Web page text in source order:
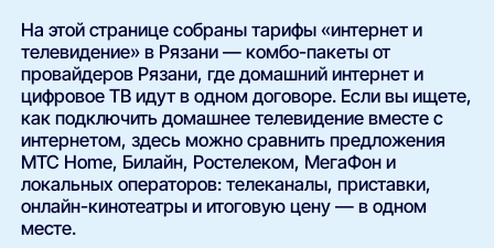
На этой странице собраны тарифы «интернет и
телевидение» в Рязани — комбо-пакеты от
провайдеров Рязани, где домашний интернет и
цифровое ТВ идут в одном договоре. Если вы ищете,
как подключить домашнее телевидение вместе с
интернетом, здесь можно сравнить предложения
МТС Home, Билайн, Ростелеком, МегаФон и
локальных операторов: телеканалы, приставки,
онлайн-кинотеатры и итоговую цену — в одном
месте.